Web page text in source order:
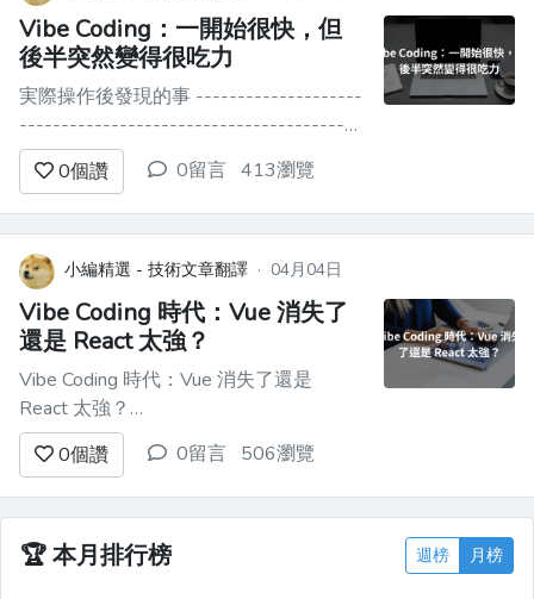
Vibe Coding：一開始很快，但
後半突然變得很吃力
実際操作後發現的事 --------------------
-----------------------------------------
-----------------------------------------
--------------------------------------...
0個讚 0留言 413瀏覽
小編精選 - 技術文章翻譯 · 04月04日
Vibe Coding 時代：Vue 消失了
還是 React 太強？
Vibe Coding 時代：Vue 消失了還是
React 太強？
=====================================
Vibe Coding 時代：Vue 消失了還是
React 太強？ ---------------------------
------- ...
0個讚 0留言 506瀏覽
🏆本月排行榜 週榜 月榜